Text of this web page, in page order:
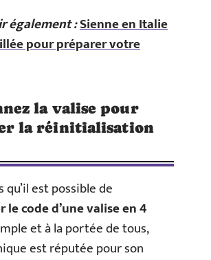
également :Sienne en Italie
pour préparer votre
la valise pour
la réinitialisation
qu’il est possible de
code d’une valise en 4
et à la portée de tous,
est réputée pour son